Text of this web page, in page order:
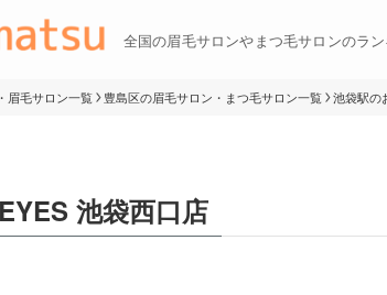
全国の眉毛サロンやまつ毛サロンのラ
眉毛サロン一覧 豊島区の眉毛サロン・まつ毛サロン一覧 池袋駅の
池袋西口店